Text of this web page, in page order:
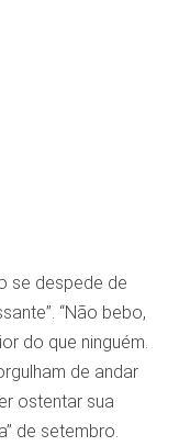
se despede de
“Não bebo,
do que ninguém.
de andar
ostentar sua
de setembro.